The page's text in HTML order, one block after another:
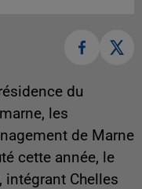
du
les
de Marne
cette année, le
intégrant Chelles